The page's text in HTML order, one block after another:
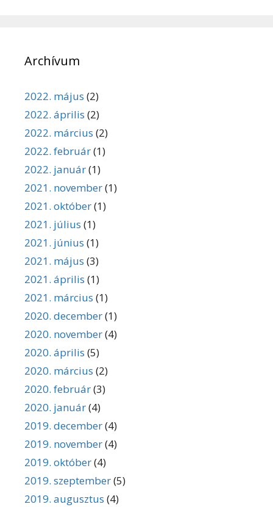
Archívum
2022. május (2)
2022. április (2)
2022. március (2)
2022. február(1)
2022. január(1)
2021. november(1)
2021. október(1)
2021. július (1)
2021. június (1)
2021. május (3)
2021. április (1)
2021. március (1)
2020. december(1)
2020. november(4)
2020. április (5)
2020. március (2)
2020. február(3)
2020. január(4)
2019. december(4)
2019. november(4)
2019. október(4)
2019. szeptember(5)
2019. augusztus (4)